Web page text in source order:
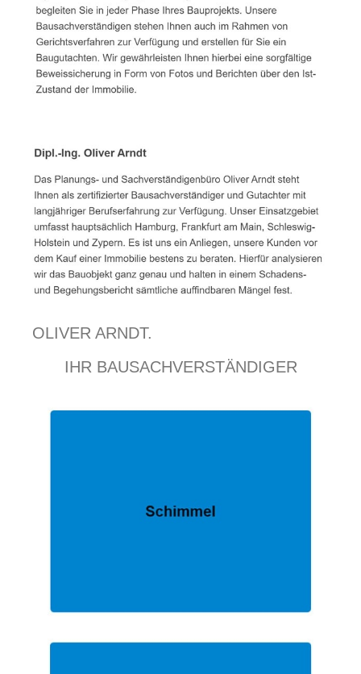
OLIVER ARNDT.
IHR BAUSACHVERSTÄNDIGER